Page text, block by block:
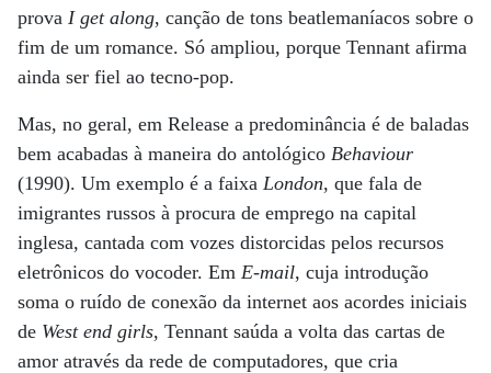
prova I get along, canção de tons beatlemaníacos sobre o
fim de um romance. Só ampliou, porque Tennant afirma
ainda ser fiel ao tecno-pop.
Mas, no geral, em Release a predominância é de baladas
bem acabadas à maneira do antológico Behaviour
(1990). Um exemplo é a faixa London, que fala de
imigrantes russos à procura de emprego na capital
inglesa, cantada com vozes distorcidas pelos recursos
eletrônicos do vocoder. Em E-mail, cuja introdução
soma o ruído de conexão da internet aos acordes iniciais
de West end girls, Tennant saúda a volta das cartas de
amor através da rede de computadores, que cria